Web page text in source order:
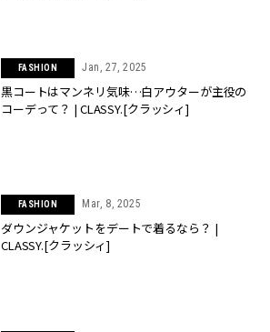
FASHION Jan, 27, 2025
黒コートはマンネリ気味…白アウターが主役の
コーデって？ | CLASSY.[クラッシィ]
FASHION Mar, 8, 2025
ダウンジャケットをデートで着るなら？ |
CLASSY.[クラッシィ]